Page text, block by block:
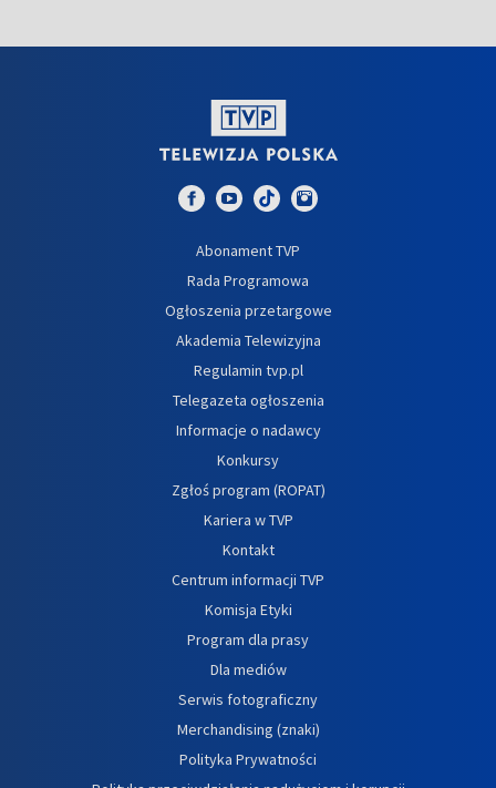
Abonament TVP
Rada Programowa
Ogłoszenia przetargowe
Akademia Telewizyjna
Regulamin tvp.pl
Telegazeta ogłoszenia
Informacje o nadawcy
Konkursy
Zgłoś program (ROPAT)
Kariera w TVP
Kontakt
Centrum informacji TVP
Komisja Etyki
Program dla prasy
Dla mediów
Serwis fotograficzny
Merchandising (znaki)
Polityka Prywatności